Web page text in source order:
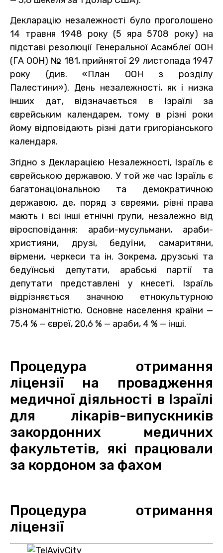
Декларацію незалежності було проголошено
14 травня 1948 року (5 яра 5708 року) на
підставі резолюції Генеральної Асамблеї ООН
(ГА ООН) № 181, прийнятої 29 листопада 1947
року (див. «План ООН з розділу
Палестини»). День незалежності, як і низка
інших дат, відзначається в Ізраїлі за
єврейським календарем, тому в різні роки
йому відповідають різні дати григоріанського
календаря.
Згідно з Декларацією Незалежності, Ізраїль є
єврейською державою. У той же час Ізраїль є
багатонаціональною та демократичною
державою, де, поряд з євреями, рівні права
мають і всі інші етнічні групи, незалежно від
віросповідання: араби-мусульмани, араби-
християни, друзі, бедуїни, самаритяни,
вірмени, черкеси та ін. Зокрема, друзські та
бедуїнські депутати, арабські партії та
депутати представлені у кнесеті. Ізраїль
відрізняється значною етнокультурною
різноманітністю. Основне населення країни —
75,4 % — євреї, 20,6 % — араби, 4 % — інші.
Процедура отримання
ліцензії на провадження
медичної діяльності в Ізраїлі
для лікарів-випускників
закордонних медичних
факультетів, які працювали
за кордоном за фахом
Процедура отримання
ліцензії